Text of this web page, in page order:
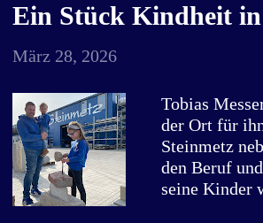
Ein Stück Kindheit in
März 28, 2026
Tobias
der Ort für
Steinmetz
den Beruf
seine Kinder